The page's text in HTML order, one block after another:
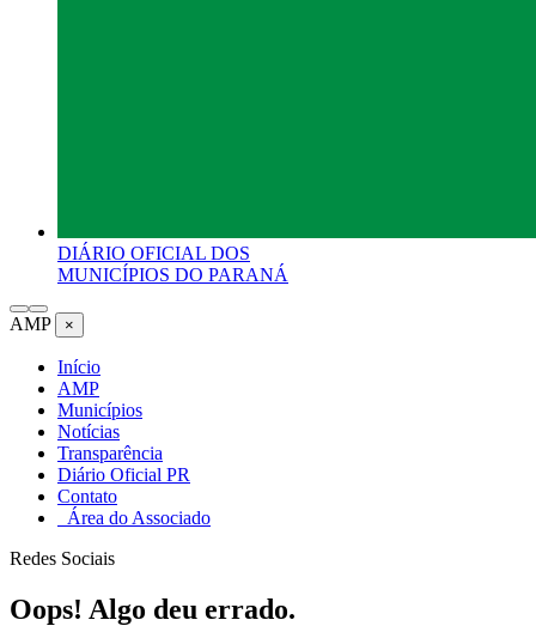
DIÁRIO OFICIAL DOS
MUNICÍPIOS DO PARANÁ
AMP ×
Início
AMP
Municípios
Notícias
Transparência
Diário Oficial PR
Contato
Área do Associado
Redes Sociais
Oops! Algo deu errado.